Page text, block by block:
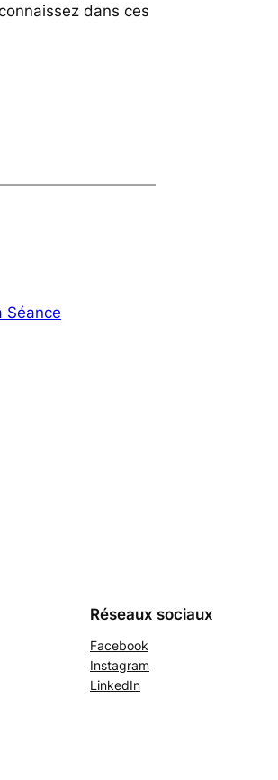
dans ces
Séance
Réseaux sociaux
Facebook
Instagram
LinkedIn